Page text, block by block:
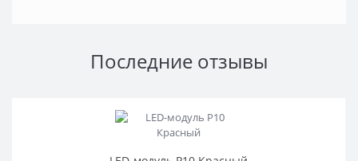
Последние отзывы